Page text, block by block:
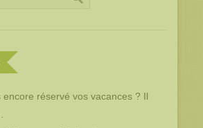
encore réservé vos vacances ? Il